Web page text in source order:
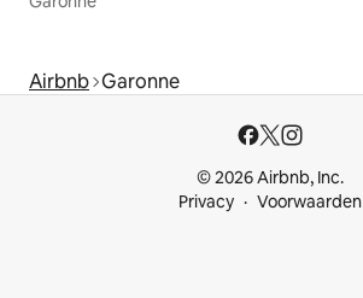
Airbnb Garonne
© 2026 Airbnb, Inc.
Privacy
Voorwaarden